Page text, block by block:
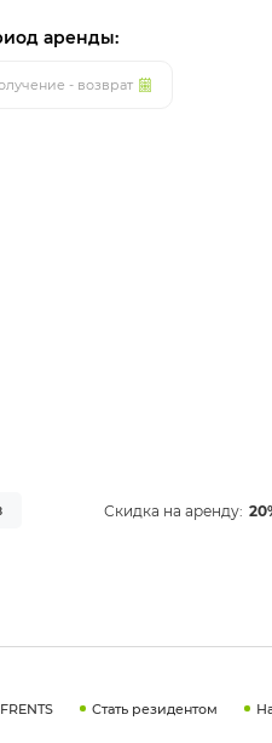
аренды:
- возврат
Скидка на аренду:
Стать резидентом